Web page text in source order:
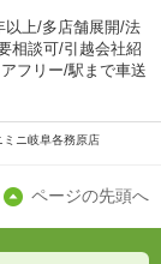
以上/多店舗展開/法
相談可/引越会社紹
フリー/駅まで車送
ミニ岐阜各務原店
ページの先頭へ